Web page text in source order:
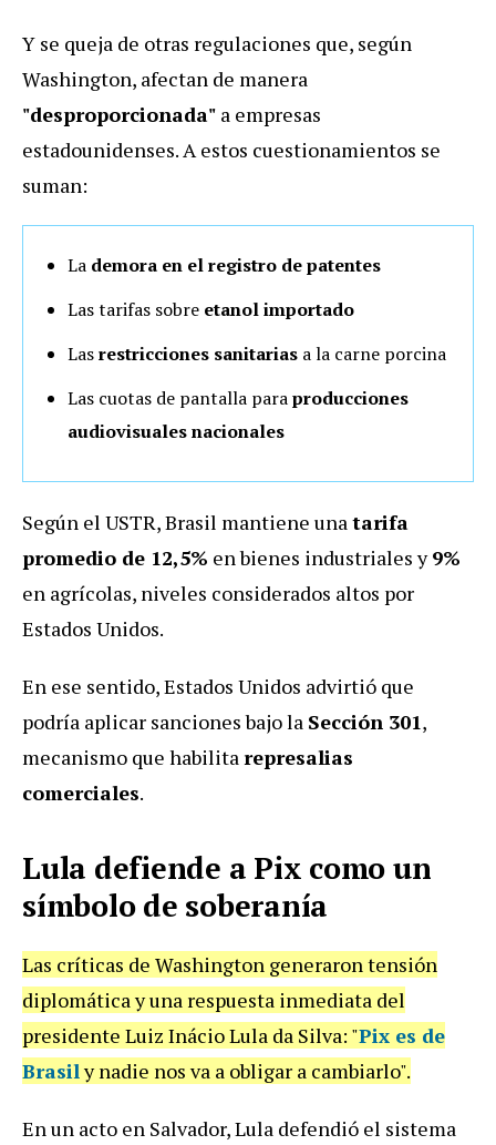
Y se queja de otras regulaciones que, según
Washington, afectan de manera
"desproporcionada" a empresas
estadounidenses. A estos cuestionamientos se
suman:
La demora en el registro de patentes
Las tarifas sobre etanol importado
Lasrestricciones sanitarias a la carne porcina
Las cuotas de pantalla paraproducciones
audiovisuales nacionales
Según el USTR, Brasil mantiene unatarifa
promedio de 12,5% en bienes industriales y9%
en agrícolas, niveles considerados altos por
Estados Unidos.
En ese sentido, Estados Unidos advirtió que
podría aplicar sanciones bajo la Sección 301,
mecanismo que habilitarepresalias
comerciales.
Lula defiende a Pix como un
símbolo de soberanía
Las críticas de Washington generaron tensión
diplomática y una respuesta inmediata del
presidente Luiz Inácio Lula da Silva: "Pix es de
Brasily nadie nos va a obligar a cambiarlo".
En un acto en Salvador, Lula defendió el sistema